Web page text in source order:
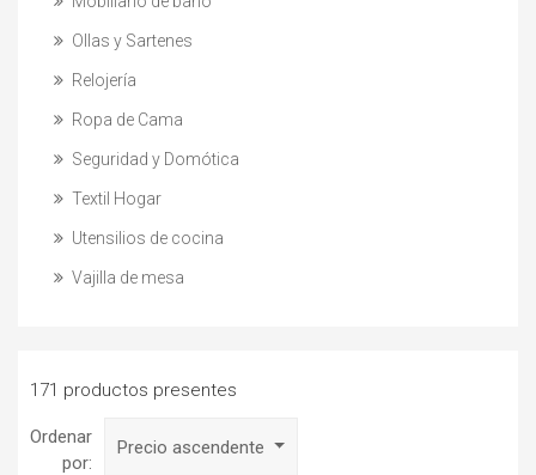
Ollas y Sartenes
Relojería
Ropa de Cama
Seguridad y Domótica
Textil Hogar
Utensilios de cocina
Vajilla de mesa
171 productos presentes
Ordenar
por:
Precio ascendente